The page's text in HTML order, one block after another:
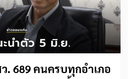
. 689 คนครบทุกอำเภอ